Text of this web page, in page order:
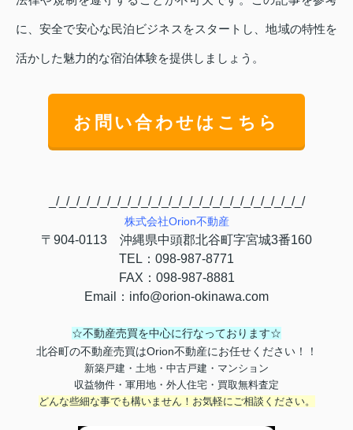
に、安全で安心な民泊ビジネスをスタートし、地域の特性を
活かした魅力的な宿泊体験を提供しましょう。
お問い合わせはこちら
_/_/_/_/_/_/_/_/_/_/_/_/_/_/_/_/_/_/_/_/_/_/_/_/_/
株式会社Orion不動産
〒 904-0113 沖縄県中頭郡北谷町字宮城3番160
TEL ： 098-987-8771
FAX ： 098-987-8881
Email
： info@orion-okinawa.com
☆不動産売買を中心に行なっております☆
北谷町の不動産売買はOrion不動産にお任せください！！
新築戸建・土地・中古戸建・マンション
収益物件・軍用地・外人住宅・買取無料査定
どんな些細な事でも構いません！お気軽にご相談ください。